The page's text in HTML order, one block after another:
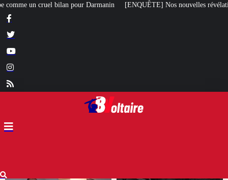
[ENQUÊTE] Nos nouvelles révélations sur le meurtre de Quentin